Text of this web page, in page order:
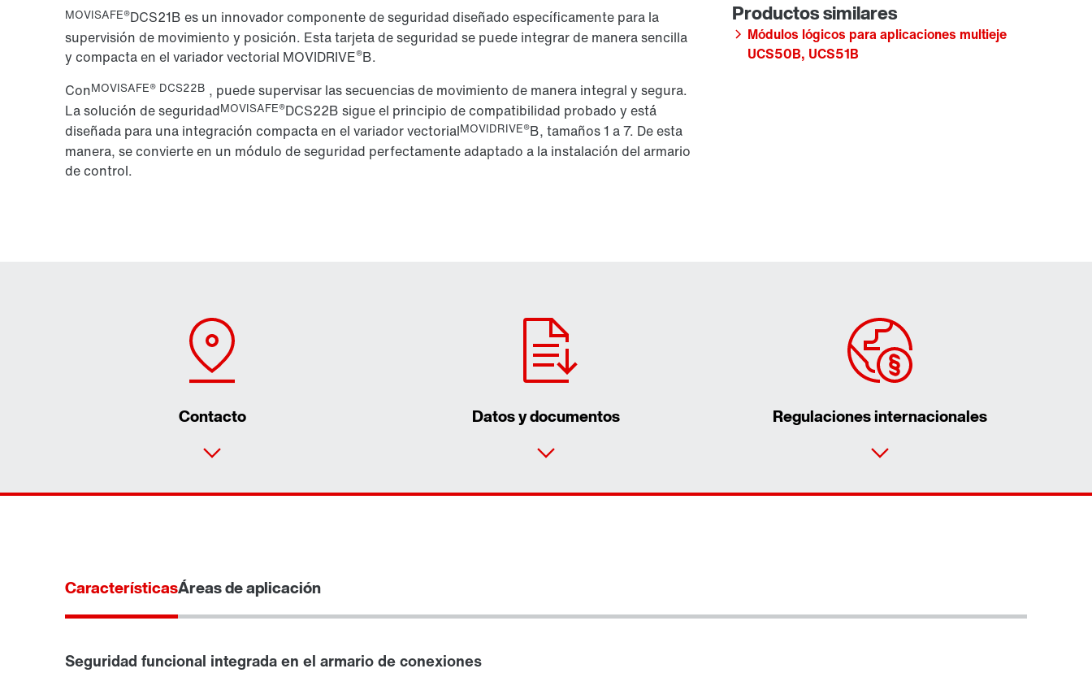
MOVISAFE®DCS21B es un innovador componente de seguridad diseñado específicamente para la
supervisión de movimiento y posición. Esta tarjeta de seguridad se puede integrar de manera sencilla
y compacta en el variador vectorial MOVIDRIVE®B.
ConMOVISAFE® DCS22B , puede supervisar las secuencias de movimiento de manera integral y segura.
La solución de seguridadMOVISAFE®DCS22B sigue el principio de compatibilidad probado y está
diseñada para una integración compacta en el variador vectorialMOVIDRIVE®B, tamaños 1 a 7. De esta
manera, se convierte en un módulo de seguridad perfectamente adaptado a la instalación del armario
de control.
Módulos lógicos para aplicaciones multieje
UCS50B, UCS51B
Contacto Datos y documentos Regulaciones internacionales
CaracterísticasÁreas de aplicación
Seguridad funcional integrada en el armario de conexiones